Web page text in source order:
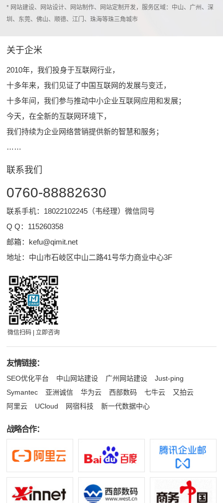
* 网站建设、网站设计、网站制作、网站定制开发，服务区域：中山、广州、深
圳、东莞、佛山、顺德、江门、珠海等珠三角城市
关于企米
2010年，我们投身于互联网行业，
十多年来，我们见证了中国互联网的发展与变迁，
十多年间，我们参与推动中小企业互联网应用和发展；
今天，在全新的互联网环境下，
我们持续为企业网络营销提供新的智慧和服务；
……
联系我们
0760-88882630
联系手机：18022102245（韦经理）微信同号
Q Q： 115260358
邮箱： kefu@qimit.net
地址：中山市石岐区中山二路41号华力商业中心3F
微信扫码 | 立即咨询
友情链接：
SEO优化平台 中山网站建设 广州网站建设
Just-ping
Symantec
亚洲诚信 华为云 西部数码 七牛云
又拍云
阿里云
UCloud 网宿科技 新一代数据中心
战略合作：